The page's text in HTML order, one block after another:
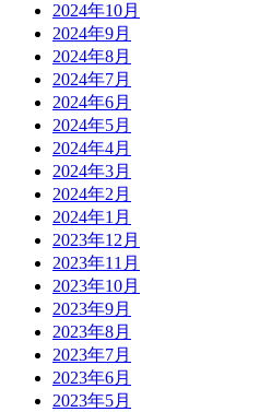
2024年10月
2024年9月
2024年8月
2024年7月
2024年6月
2024年5月
2024年4月
2024年3月
2024年2月
2024年1月
2023年12月
2023年11月
2023年10月
2023年9月
2023年8月
2023年7月
2023年6月
2023年5月